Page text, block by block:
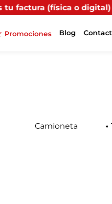
en uno de nuestros
Promociones Blog
Camioneta